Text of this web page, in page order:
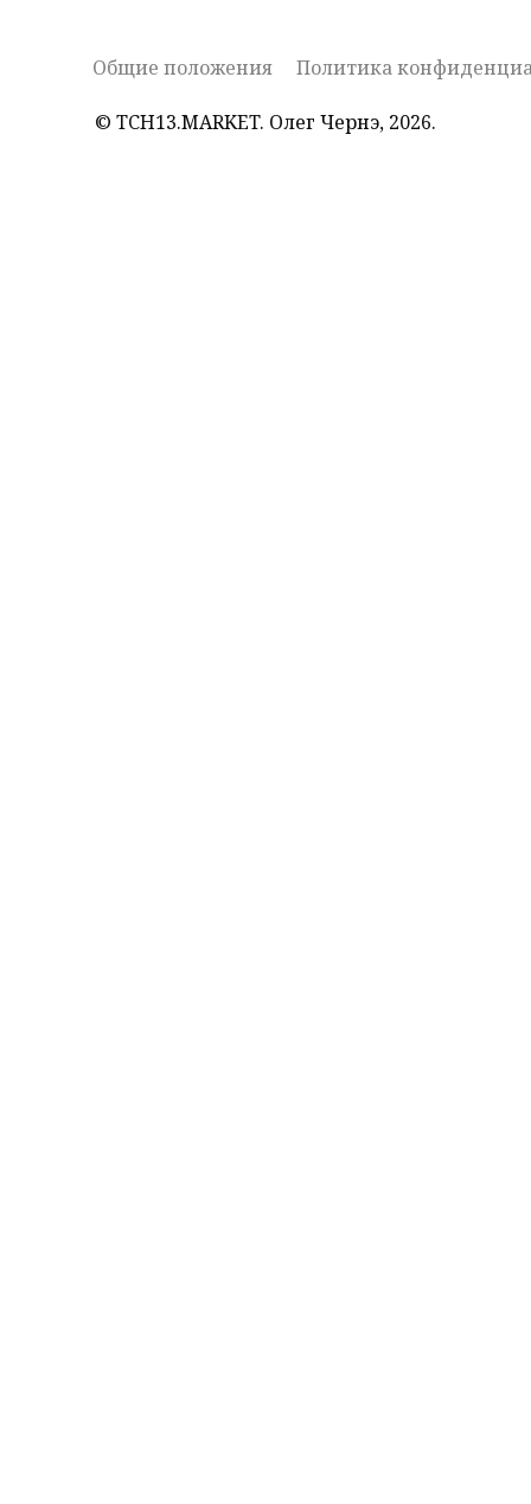
Общие положения Политика
© TCH13.MARKET. Олег Чернэ, 2026.